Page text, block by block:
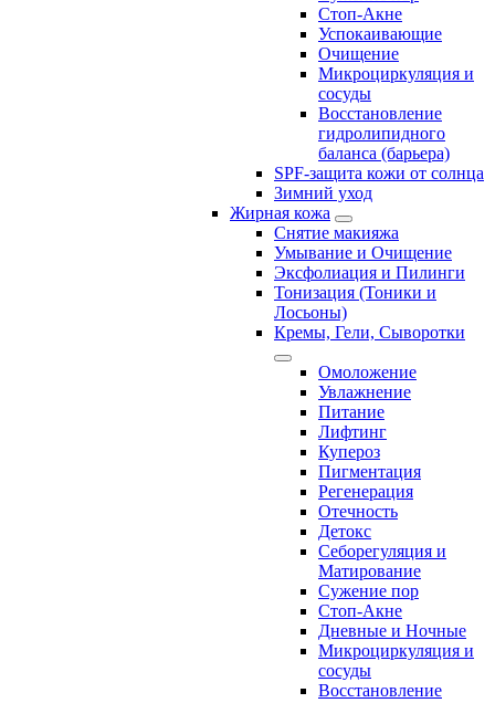
Стоп-Акне
Успокаивающие
Очищение
Микроциркуляция и
сосуды
Восстановление
гидролипидного
баланса (барьера)
SPF-защита кожи от солнца
Зимний уход
Жирная кожа
Снятие макияжа
Умывание и Очищение
Эксфолиация и Пилинги
Тонизация (Тоники и
Лосьоны)
Кремы, Гели, Сыворотки
Омоложение
Увлажнение
Питание
Лифтинг
Купероз
Пигментация
Регенерация
Отечность
Детокс
Себорегуляция и
Матирование
Сужение пор
Стоп-Акне
Дневные и Ночные
Микроциркуляция и
сосуды
Восстановление